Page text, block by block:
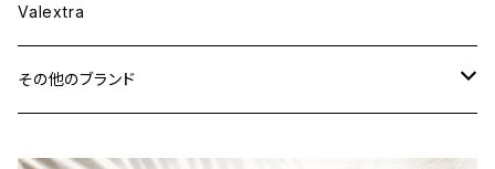
ウェア
Valextra
その他のブランド